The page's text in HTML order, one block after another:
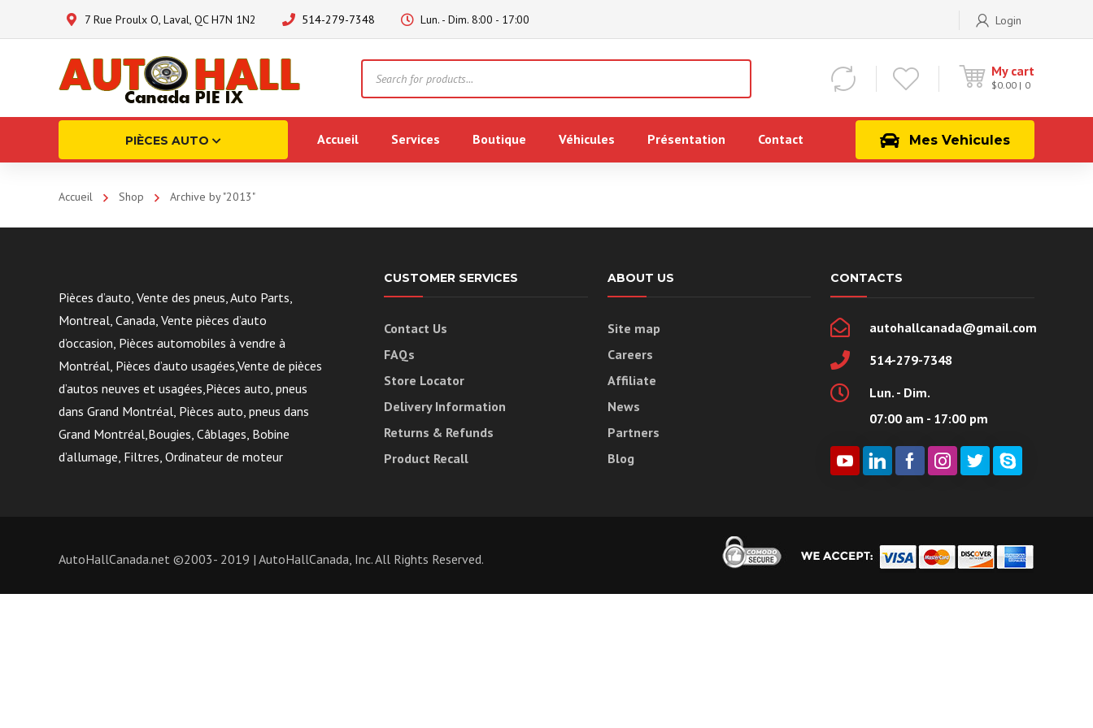
7 Rue Proulx O, Laval, QC H7N 1N2 514-279-7348 Lun. - Dim. 8:00 - 17:00 Login
My cart
$0.00 0
search
Mes Vehicules
PIÈCES AUTO Accueil Services Boutique Véhicules Présentation Contact
Accueil Shop Archive by "2013"
Pièces d’auto, Vente des pneus, Auto Parts,
Montreal, Canada, Vente pièces d’auto
d’occasion, Pièces automobiles à vendre à
Montréal, Pièces d’auto usagées,Vente de pièces
d’autos neuves et usagées,Pièces auto, pneus
dans Grand Montréal, Pièces auto, pneus dans
Grand Montréal,Bougies, Câblages, Bobine
d’allumage, Filtres, Ordinateur de moteur
CUSTOMER SERVICES
Contact Us
FAQs
Store Locator
Delivery Information
Returns & Refunds
Product Recall
ABOUT US
Site map
Careers
Affiliate
News
Partners
Blog
CONTACTS
autohallcanada@gmail.com
514-279-7348
Lun. - Dim.
07:00 am - 17:00 pm
AutoHallCanada.net ©2003- 2019 | AutoHallCanada, Inc. All Rights Reserved.